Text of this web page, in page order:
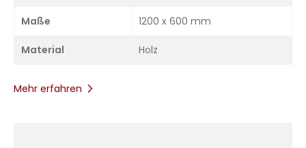
Maße 1200 x 600 mm
Material Holz
Mehr erfahren